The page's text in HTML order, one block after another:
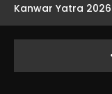
Kanwar Yatra